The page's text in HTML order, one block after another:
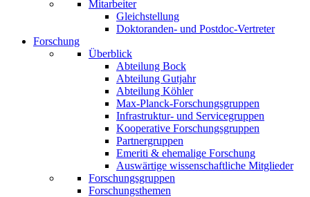
Mitarbeiter
Gleichstellung
Doktoranden- und Postdoc-Vertreter
Forschung
Überblick
Abteilung Bock
Abteilung Gutjahr
Abteilung Köhler
Max-Planck-Forschungsgruppen
Infrastruktur- und Servicegruppen
Kooperative Forschungsgruppen
Partnergruppen
Emeriti & ehemalige Forschung
Auswärtige wissenschaftliche Mitglieder
Forschungsgruppen
Forschungsthemen